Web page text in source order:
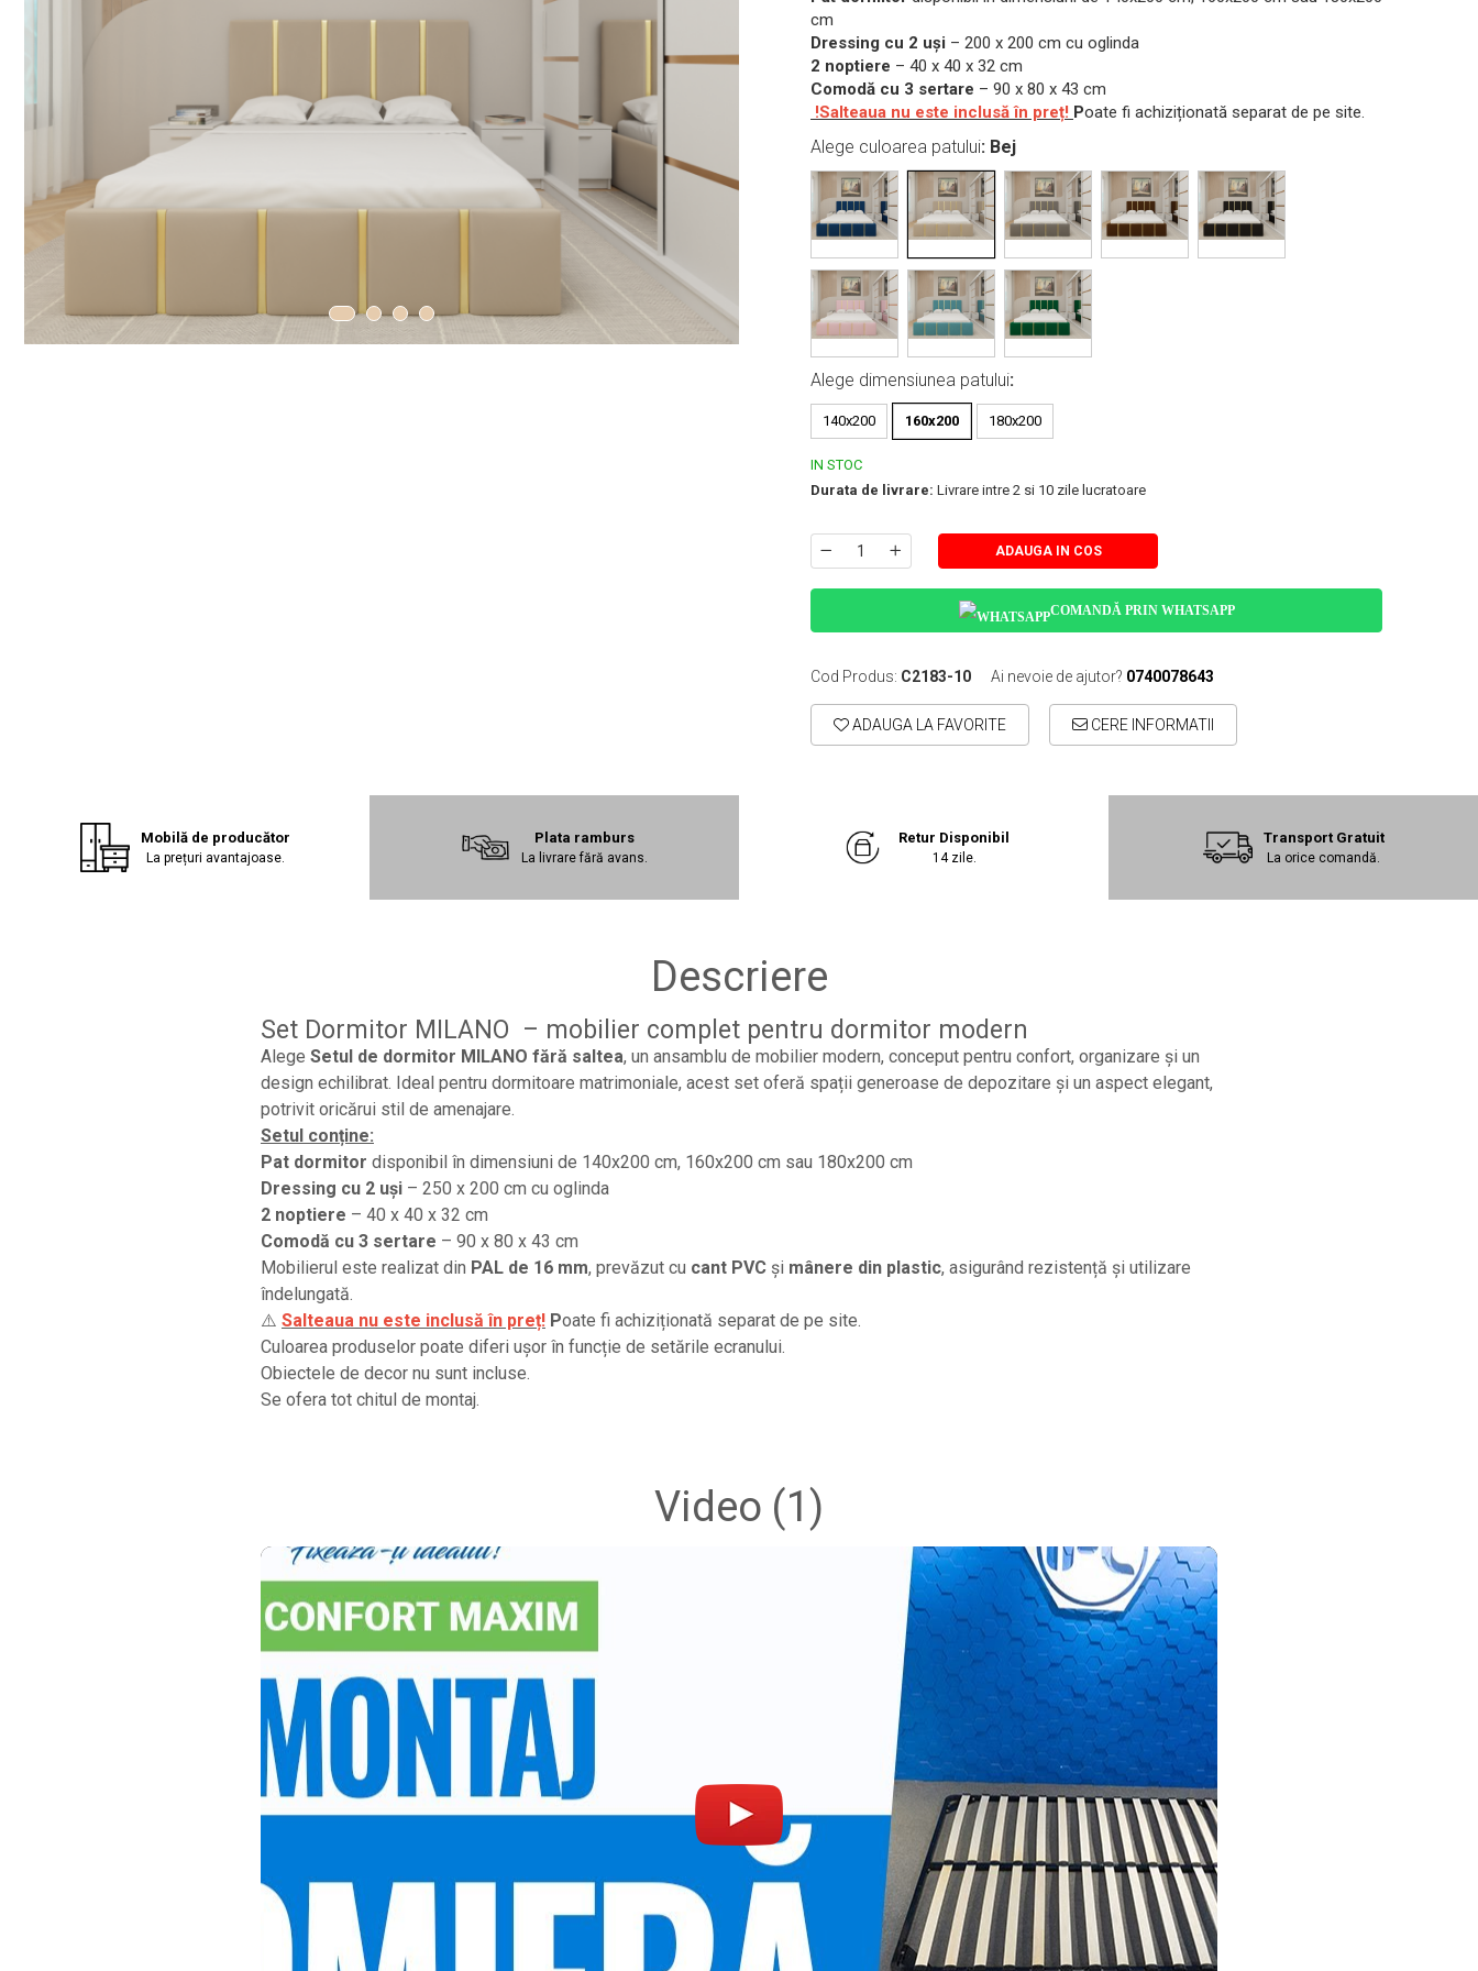
cm
Dressing cu 2 uși – 200 x 200 cm cu oglinda
2 noptiere – 40 x 40 x 32 cm
Comodă cu 3 sertare – 90 x 80 x 43 cm
!Salteaua nu este inclusă în preț! Poate fi achiziționată separat de pe site.
Alege culoarea patului: Bej
Alege dimensiunea patului:
140x200 160x200 180x200
IN STOC
Durata de livrare: Livrare intre 2 si 10 zile lucratoare
ADAUGA IN COS
COMANDĂ PRIN WHATSAPP
Cod Produs: C2183-10 Ai nevoie de ajutor? 0740078643
ADAUGA LA FAVORITE CERE INFORMATII
Mobilă de producător
La prețuri avantajoase.
Plata ramburs
La livrare fără avans.
Retur Disponibil
14 zile.
Transport Gratuit
La orice comandă.
Descriere
Set Dormitor MILANO – mobilier complet pentru dormitor modern
Alege Setul de dormitor MILANO fără saltea, un ansamblu de mobilier modern, conceput pentru confort, organizare și un
design echilibrat. Ideal pentru dormitoare matrimoniale, acest set oferă spații generoase de depozitare și un aspect elegant,
potrivit oricărui stil de amenajare.
Setul conține:
Pat dormitor disponibil în dimensiuni de 140x200 cm, 160x200 cm sau 180x200 cm
Dressing cu 2 uși – 250 x 200 cm cu oglinda
2 noptiere – 40 x 40 x 32 cm
Comodă cu 3 sertare – 90 x 80 x 43 cm
Mobilierul este realizat din PAL de 16 mm, prevăzut cu cant PVC și mânere din plastic, asigurând rezistență și utilizare
îndelungată.
⚠️ Salteaua nu este inclusă în preț! Poate fi achiziționată separat de pe site.
Culoarea produselor poate diferi ușor în funcție de setările ecranului.
Obiectele de decor nu sunt incluse.
Se ofera tot chitul de montaj.
Video (1)